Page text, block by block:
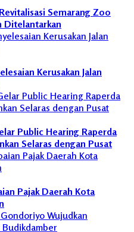
Semarang Zoo
Ditelantarkan
Kerusakan Jalan
Public Hearing Raperda
Selaras dengan Pusat
Pajak Daerah Kota